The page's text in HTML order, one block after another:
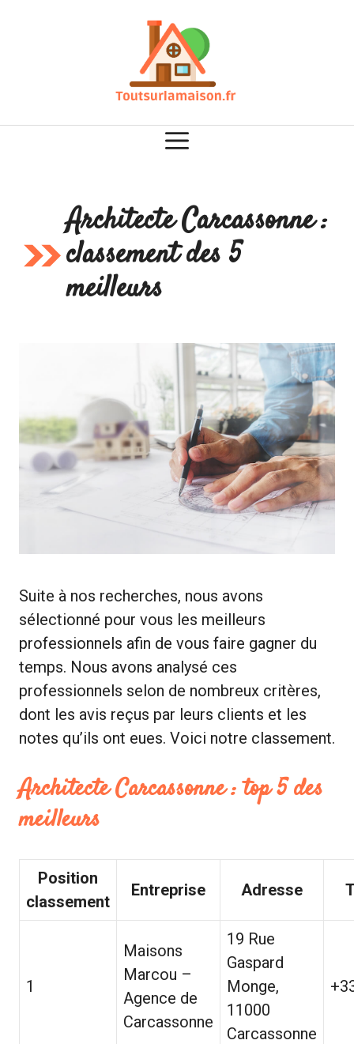
Architecte Carcassonne :
classement des 5
meilleurs
Suite à nos recherches, nous avons
sélectionné pour vous les meilleurs
professionnels afin de vous faire gagner du
temps. Nous avons analysé ces
professionnels selon de nombreux critères,
dont les avis reçus par leurs clients et les
notes qu’ils ont eues. Voici notre classement.
Architecte Carcassonne : top 5 des
meilleurs
Position
classement
Entreprise Adresse
1
Maisons
Marcou –
Agence de
Carcassonne
19 Rue
Gaspard
Monge,
11000
Carcassonne